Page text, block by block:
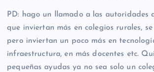
PD: hago un llamado a las autoridades
que inviertan más en colegios rurales,
pero inviertan un poco más en
infraestructura, en más docentes etc.
pequeñas ayudas ya no sea solo un